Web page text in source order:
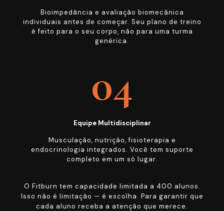
Bioimpedância e avaliação biomecânica
individuais antes de começar. Seu plano de treino
é feito para o seu corpo, não para uma turma
genérica.
04
Equipe Multidisciplinar
Musculação, nutrição, fisioterapia e
endocrinologia integrados. Você tem suporte
completo em um só lugar.
O Fitburn tem capacidade limitada a 400 alunos.
Isso não é limitação — é escolha. Para garantir que
cada aluno receba a atenção que merece.